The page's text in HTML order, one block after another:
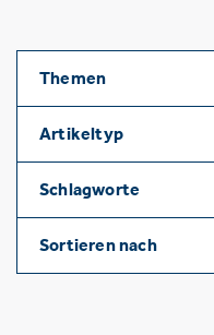
Themen
Artikeltyp
Schlagworte
Sortieren nach